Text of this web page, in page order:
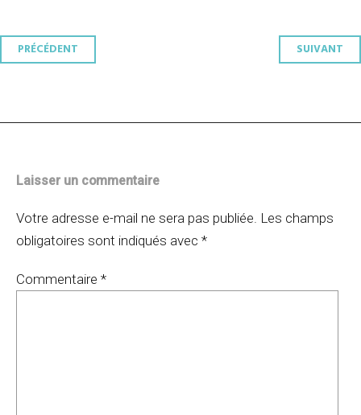
Navigation
PRÉCÉDENT SUIVANT
Laisser un commentaire
Votre adresse e-mail ne sera pas publiée. Les champs
obligatoires sont indiqués avec *
Commentaire *